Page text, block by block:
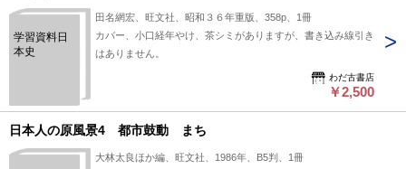
学習資料日
本史
田名網宏、旺文社、昭和３６年重版、358p、1冊
カバー、小口経年やけ、茶シミがありますが、書き込み線引き
はありません。
わだ古書店
￥2,500
日本人の原風景4 都市鼓動 まち
大林太良ほか編、旺文社、1986年、B5判、1冊